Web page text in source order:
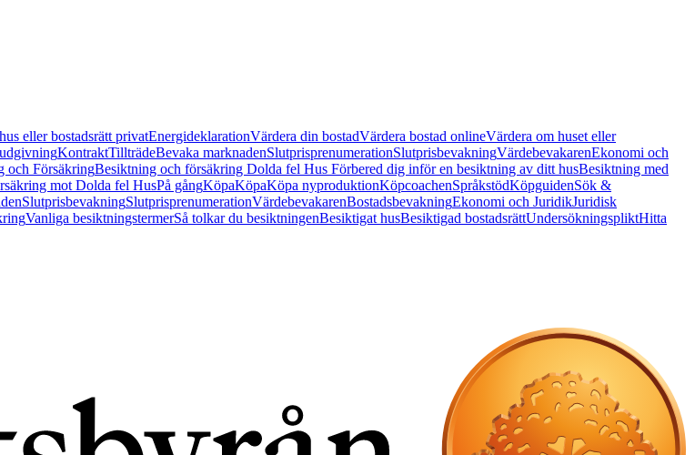
eller bostadsrätt privatEnergideklarationVärdera din bostadVärdera bostad onlineVärdera om huset eller
KontraktTillträdeBevaka marknadenSlutprisprenumerationSlutprisbevakningVärdebevakarenEkonomi och
och FörsäkringBesiktning och försäkring Dolda fel Hus Förbered dig inför en besiktning av ditt husBesiktning med
mot Dolda fel HusPå gångKöpaKöpaKöpa nyproduktionKöpcoachenSpråkstödKöpguidenSök &
SlutprisbevakningSlutprisprenumerationVärdebevakarenBostadsbevakningEkonomi och JuridikJuridisk
Vanliga besiktningstermerSå tolkar du besiktningenBesiktigat husBesiktigad bostadsrättUndersökningspliktHitta